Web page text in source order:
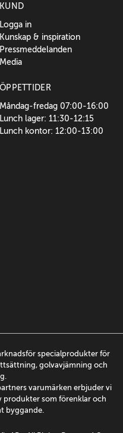
KUND
Logga in
Kunskap & inspiration
Pressmeddelanden
Media
ÖPPETTIDER
Måndag-fredag 07:00-16:00
Lunch lager: 11:30-12:15
Lunch kontor: 12:00-13:00
specialprodukter för
golvavjämning och
varumärken erbjuder vi
som förenklar och
byggande.